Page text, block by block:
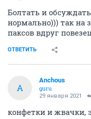
Болтать и
нормально))) так на
паксов вдруг
ОТВЕТИТЬ
A
Anchous
guru
29 января 2021
конфетки и жвачки,